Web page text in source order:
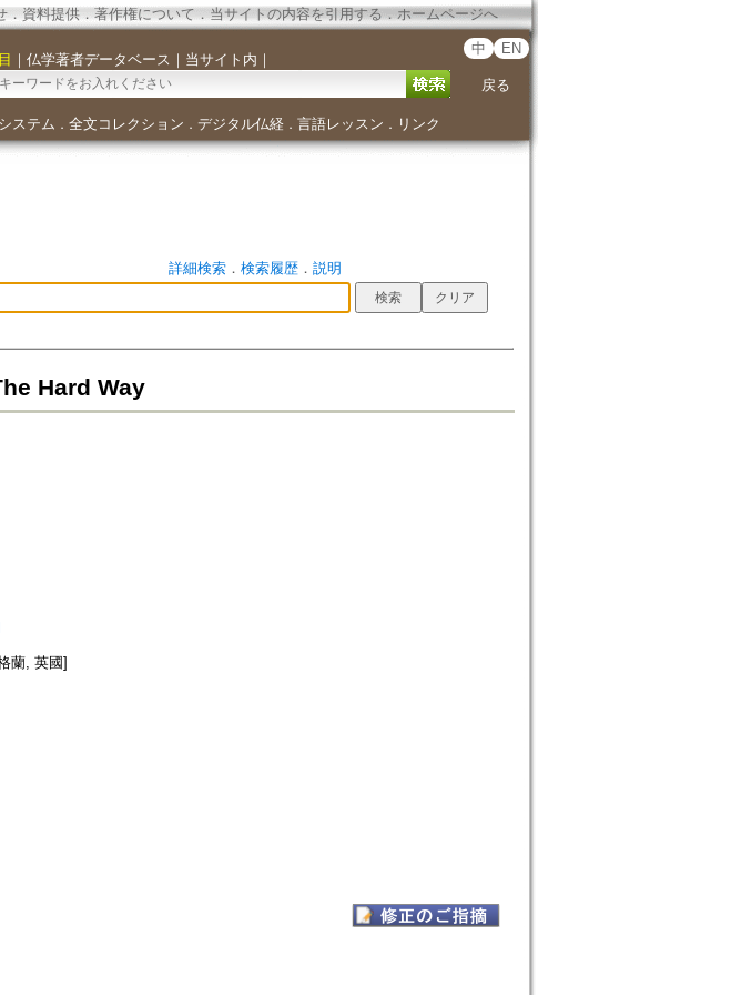
． 資料提供． 著作権について．当サイトの内容を引用する ． ホームページへ
｜ 仏学著者データベース ｜ 当サイト内 ｜
中 EN
戻る
ステム ． 全文コレクション ． デジタル仏経． 言語レッスン ． リンク
詳細検索． 検索履歴． 説明
Hard Way
蘭, 英國]